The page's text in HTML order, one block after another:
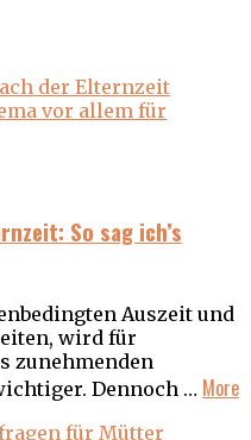
So sag ich’s
Auszeit und
wird für
zunehmenden
Dennoch … More